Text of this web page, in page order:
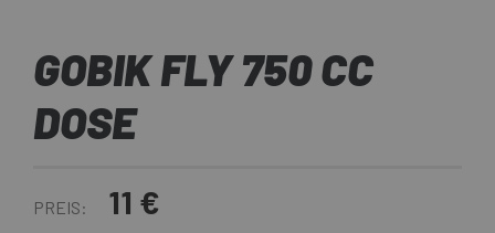
GOBIK FLY 750 CC
DOSE
PREIS: 11 €